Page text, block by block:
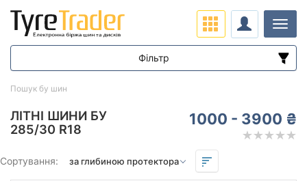
ЛІТНІ ШИНИ БУ
285/30 R18
1000 - 3900 ₴
Сортування:
Пошук бу шин
Фільтр
Діапазон цін
від